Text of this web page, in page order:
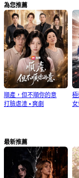
為您推薦
順產，但不順你的意
打臉虐渣 ⦁ 爽劇
最新推薦